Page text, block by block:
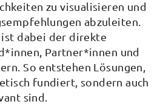
zu visualisieren und
abzuleiten.
dabei der direkte
Partner*innen und
So entstehen Lösungen,
fundiert, sondern auch
sind.